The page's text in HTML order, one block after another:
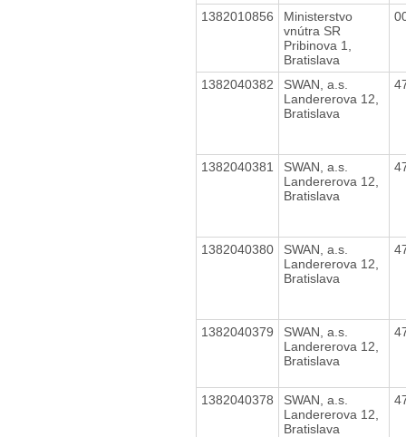
1382010856
Ministerstvo
vnútra SR
Pribinova 1,
Bratislava
1382040382
SWAN, a.s.
Landererova 12,
Bratislava
1382040381
SWAN, a.s.
Landererova 12,
Bratislava
1382040380
SWAN, a.s.
Landererova 12,
Bratislava
1382040379
SWAN, a.s.
Landererova 12,
Bratislava
1382040378
SWAN, a.s.
Landererova 12,
Bratislava